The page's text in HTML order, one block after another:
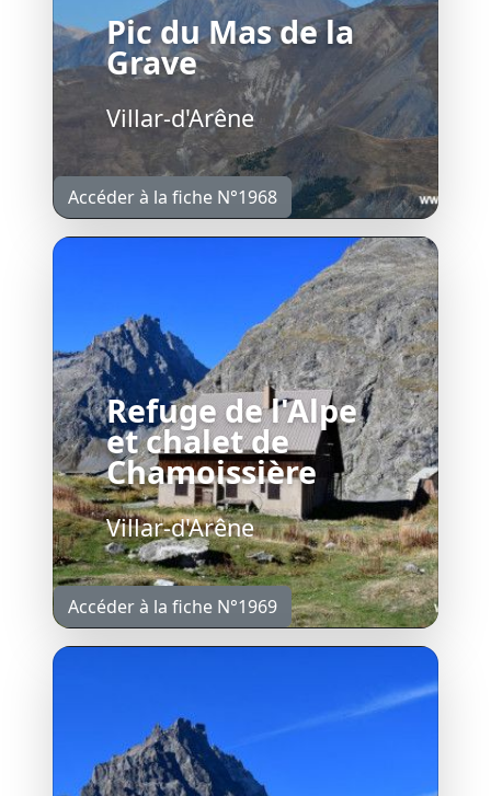
Pic du Mas de la
Grave
Villar-d'Arêne
Accéder à la fiche N°1968
Refuge de l'Alpe
et chalet de
Chamoissière
Villar-d'Arêne
Accéder à la fiche N°1969